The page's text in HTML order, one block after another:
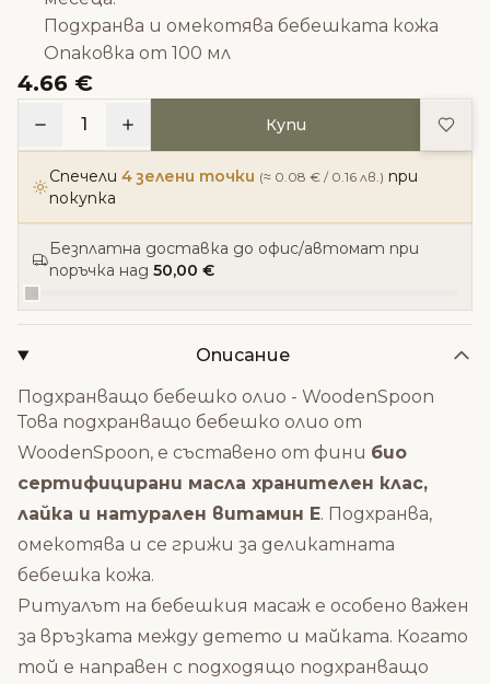
Подхранва и омекотява бебешката кожа
Опаковка от 100 мл
4.66 €
1 Купи
Спечели 4 зелени точки (≈ 0.08 € / 0.16 лв.) при
покупка
Безплатна доставка до офис/автомат при
поръчка над 50,00 €
Описание
Подхранващо бебешко олио - WoodenSpoon
Това подхранващо бебешко олио от
WoodenSpoon, е съставено от фини био
сертифицирани масла хранителен клас,
лайка и натурален витамин Е. Подхранва,
омекотява и се грижи за деликатната
бебешка кожа.
Ритуалът на бебешкия масаж е особено важен
за връзката между детето и майката. Когато
той е направен с подходящо подхранващо